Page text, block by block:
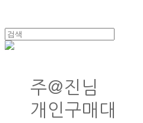
주@진님
개인구매대